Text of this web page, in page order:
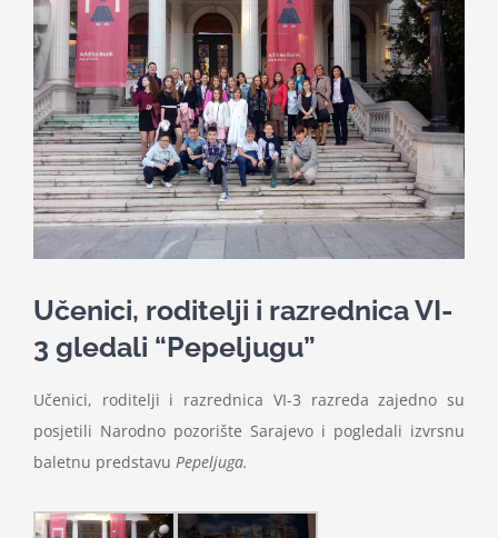
Nastava
Učenici
Školske vijesti
Vijeće roditelja
Kontakt
Image
Učenici, roditelji i razrednica VI-
3 gledali “Pepeljugu”
Učenici, roditelji i razrednica VI-3 razreda zajedno su
posjetili Narodno pozorište Sarajevo i pogledali izvrsnu
baletnu predstavu Pepeljuga.